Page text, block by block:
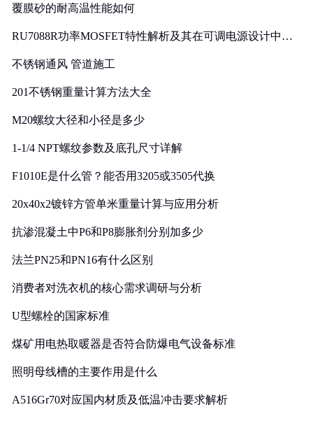
覆膜砂的耐高温性能如何
RU7088R功率MOSFET特性解析及其在可调电源设计中的
不锈钢通风 管道施工
201不锈钢重量计算方法大全
M20螺纹大径和小径是多少
1-1/4 NPT螺纹参数及底孔尺寸详解
F1010E是什么管？能否用3205或3505代换
20x40x2镀锌方管单米重量计算与应用分析
抗渗混凝土中P6和P8膨胀剂分别加多少
法兰PN25和PN16有什么区别
消费者对洗衣机的核心需求调研与分析
U型螺栓的国家标准
煤矿用电热取暖器是否符合防爆电气设备标准
照明母线槽的主要作用是什么
A516Gr70对应国内材质及低温冲击要求解析